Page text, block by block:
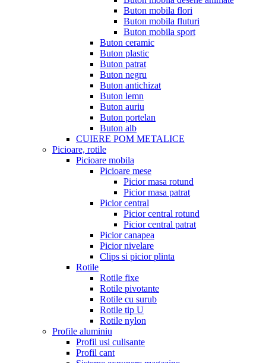
Buton mobila flori
Buton mobila fluturi
Buton mobila sport
Buton ceramic
Buton plastic
Buton patrat
Buton negru
Buton antichizat
Buton lemn
Buton auriu
Buton portelan
Buton alb
CUIERE POM METALICE
Picioare, rotile
Picioare mobila
Picioare mese
Picior masa rotund
Picior masa patrat
Picior central
Picior central rotund
Picior central patrat
Picior canapea
Picior nivelare
Clips si picior plinta
Rotile
Rotile fixe
Rotile pivotante
Rotile cu surub
Rotile tip U
Rotile nylon
Profile aluminiu
Profil usi culisante
Profil cant